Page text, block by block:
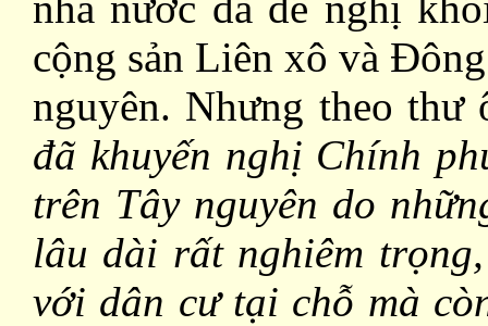
cộng sản Liên xô và
nguyên. Nhưng theo
đã khuyến nghị Chính
trên Tây nguyên do
lâu dài rất nghiêm
với dân cư tại chỗ mà